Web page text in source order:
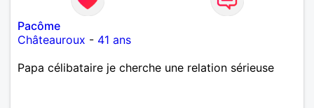
Pacôme
Châteauroux - 41 ans
Papa célibataire je cherche une relation sérieuse